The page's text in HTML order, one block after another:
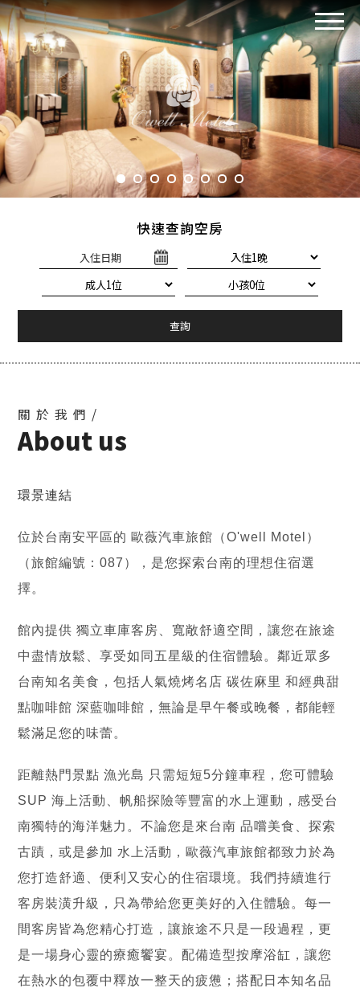
快速查詢空房
入住日期
查詢
關於我們/
About us
環景連結
位於台南安平區的 歐薇汽車旅館（O'well Motel）
（旅館編號：087），是您探索台南的理想住宿選
擇。
館內提供 獨立車庫客房、寬敞舒適空間，讓您在旅途
中盡情放鬆、享受如同五星級的住宿體驗。鄰近眾多
台南知名美食，包括人氣燒烤名店 碳佐麻里 和經典甜
點咖啡館 深藍咖啡館，無論是早午餐或晚餐，都能輕
鬆滿足您的味蕾。
距離熱門景點 漁光島 只需短短5分鐘車程，您可體驗
SUP 海上活動、帆船探險等豐富的水上運動，感受台
南獨特的海洋魅力。不論您是來台南 品嚐美食、探索
古蹟，或是參加 水上活動，歐薇汽車旅館都致力於為
您打造舒適、便利又安心的住宿環境。我們持續進行
客房裝潢升級，只為帶給您更美好的入住體驗。每一
間客房皆為您精心打造，讓旅途不只是一段過程，更
是一場身心靈的療癒饗宴。配備造型按摩浴缸，讓您
在熱水的包覆中釋放一整天的疲憊；搭配日本知名品